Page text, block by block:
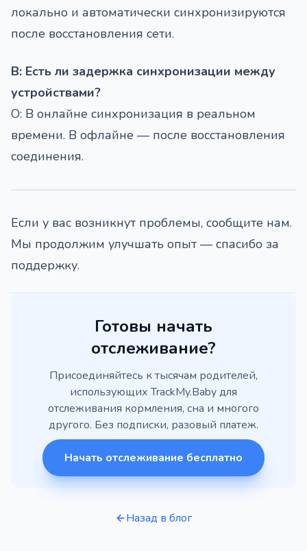
локально и автоматически синхронизируются
после восстановления сети.
В: Есть ли задержка синхронизации между
устройствами?
О: В онлайне синхронизация в реальном
времени. В офлайне — после восстановления
соединения.
Если у вас возникнут проблемы, сообщите нам.
Мы продолжим улучшать опыт — спасибо за
поддержку.
Готовы начать
отслеживание?
Присоединяйтесь к тысячам родителей,
использующих TrackMy.Baby для
отслеживания кормления, сна и многого
другого. Без подписки, разовый платеж.
Начать отслеживание бесплатно
Назад в блог